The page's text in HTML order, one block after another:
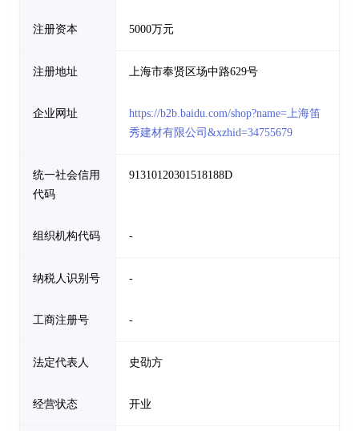
注册资本 5000万元
注册地址 上海市奉贤区场中路629号
企业网址
https://b2b.baidu.com/shop?name=上海笛
秀建材有限公司&xzhid=34755679
统一社会信用
代码
91310120301518188D
组织机构代码 -
纳税人识别号 -
工商注册号 -
法定代表人 史劭方
经营状态 开业